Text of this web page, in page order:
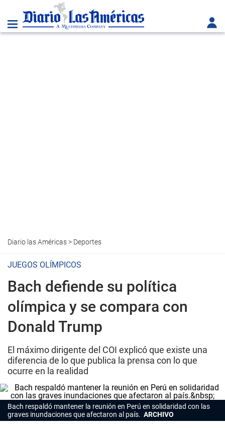
Diario las Américas> Deportes
JUEGOS OLÍMPICOS
Bach defiende su política
olímpica y se compara con
Donald Trump
El máximo dirigente del COI explicó que existe una
diferencia de lo que publica la prensa con lo que
ocurre en la realidad
Bach respaldó mantener la reunión en Perú en solidaridad con las
graves inundaciones que afectaron al país. ARCHIVO